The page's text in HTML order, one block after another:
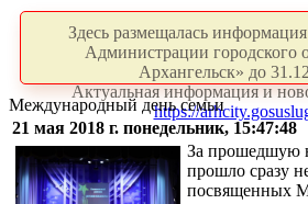
Здесь размещалась информация
Администрации городского
Архангельск» до
Актуальная информация и
https://
Международный день семьи
21 мая 2018 г. понедельник, 15:47:48
За прошедшую
прошло сразу
посвященных